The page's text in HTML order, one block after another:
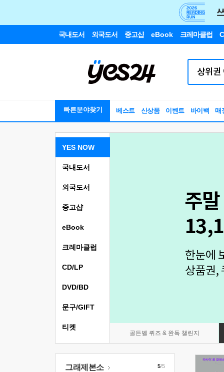
국내도서 외국도서 중고샵 eBook 크레마클럽
빠른분야찾기 베스트 신상품 이벤트 바이백 매
YES NOW
골든벨 퀴즈 & 완독 챌린지
국내도서
외국도서
중고샵
eBook
크레마클럽
CD/LP
DVD/BD
문구/GIFT
티켓
그래제본소 5/5